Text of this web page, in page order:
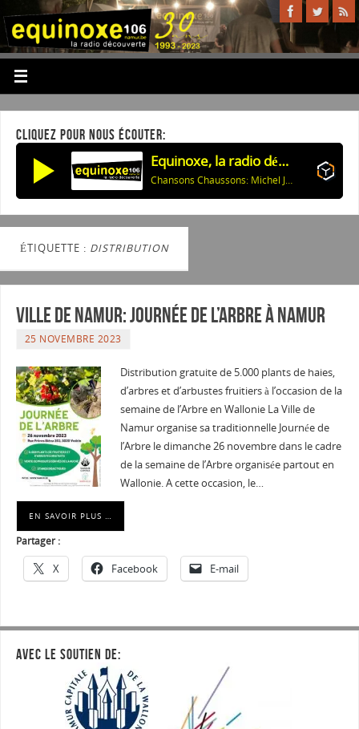
CLIQUEZ POUR NOUS ÉCOUTER:
Equinoxe, la radio découverte
Chansons Chaussons: Michel Jonasz
ÉTIQUETTE : DISTRIBUTION
Ville de Namur: Journée de l’Arbre à Namur
25 NOVEMBRE 2023
Distribution gratuite de 5.000 plants de haies,
d’arbres et d’arbustes fruitiers à l’occasion de la
semaine de l’Arbre en Wallonie La Ville de
Namur organise sa traditionnelle Journée de
l’Arbre le dimanche 26 novembre dans le cadre
de la semaine de l’Arbre organisée partout en
Wallonie. A cette occasion, le…
EN SAVOIR PLUS …
Partager :
X Facebook E-mail
AVEC LE SOUTIEN DE: